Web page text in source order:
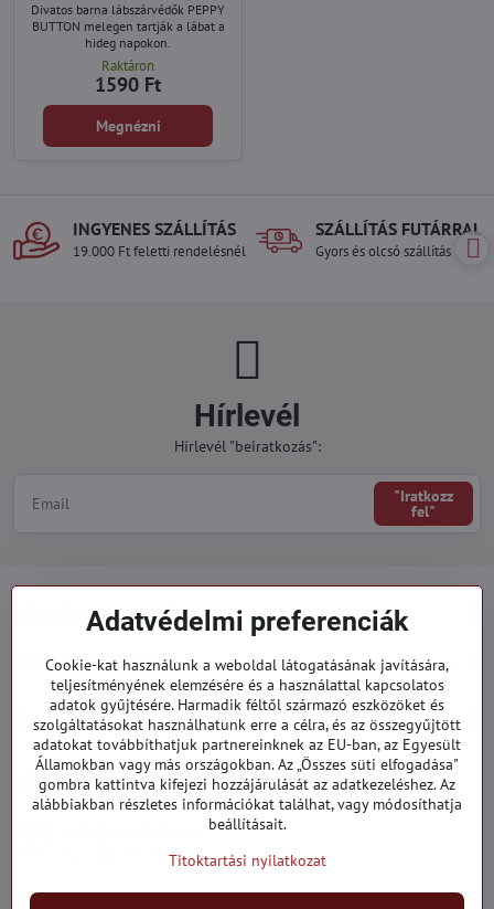
Divatos barna lábszárvédők PEPPY
BUTTON melegen tartják a lábat a
hideg napokon.
Raktáron
1590 Ft
Megnézni
INGYENES SZÁLLÍTÁS
19.000 Ft feletti rendelésnél
SZÁLLÍTÁS FUTÁRRAL
Gyors és olcsó szállítás
Hírlevél
Hírlevél "beiratkozás":
"Iratkozz
fel"
Minden a vásárlásról
Megrendelések
Kategóriák
919 060 751
Hétfő - Péntek: 09:00 - 15:00 hod.
Adatvédelmi preferenciák
Cookie-kat használunk a weboldal látogatásának javítására,
teljesítményének elemzésére és a használattal kapcsolatos
adatok gyűjtésére. Harmadik féltől származó eszközöket és
szolgáltatásokat használhatunk erre a célra, és az összegyűjtött
adatokat továbbíthatjuk partnereinknek az EU-ban, az Egyesült
Államokban vagy más országokban. Az „Összes süti elfogadása"
gombra kattintva kifejezi hozzájárulását az adatkezeléshez. Az
alábbiakban részletes információkat találhat, vagy módosíthatja
beállításait.
Titoktartási nyilatkozat